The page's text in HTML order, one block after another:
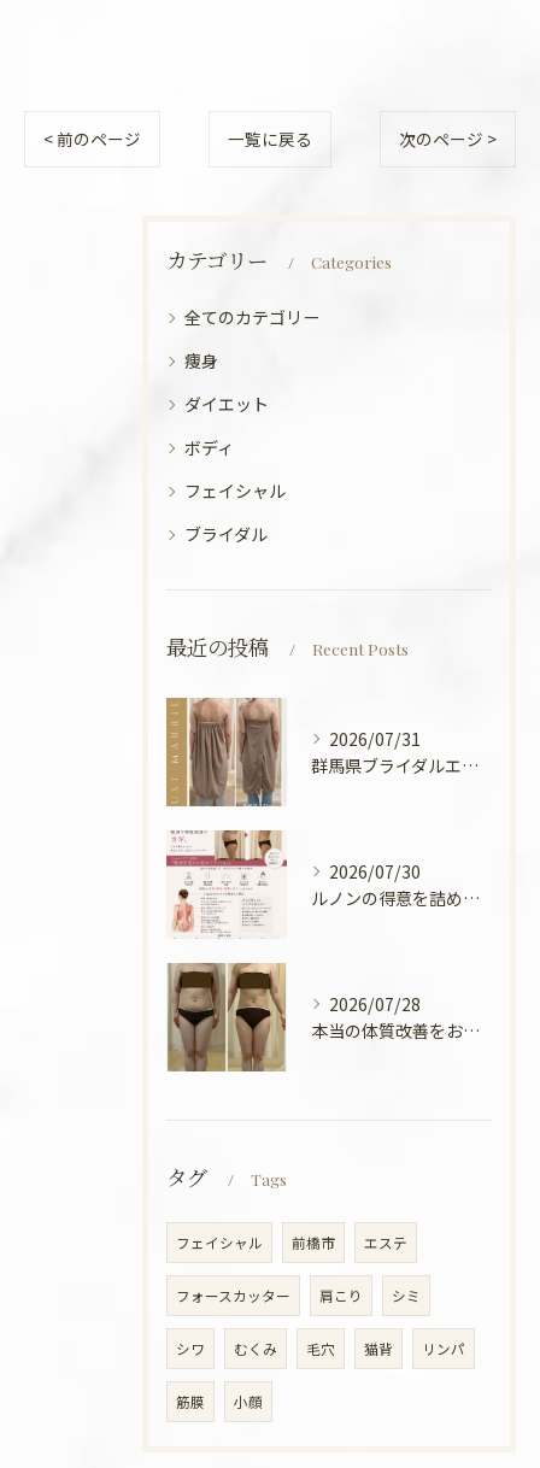
< 前のページ 一覧に戻る 次のページ >
カテゴリー Categories
全てのカテゴリー
痩身
ダイエット
ボディ
フェイシャル
ブライダル
最近の投稿 Recent Posts
2026/07/31
群馬県ブライダルエステ💍
2026/07/30
ルノンの得意を詰めてみました🧡
2026/07/28
本当の体質改善をお手伝い✨
タグ Tags
フェイシャル 前橋市 エステ
フォースカッター 肩こり シミ
シワ むくみ 毛穴 猫背 リンパ
筋膜 小顔